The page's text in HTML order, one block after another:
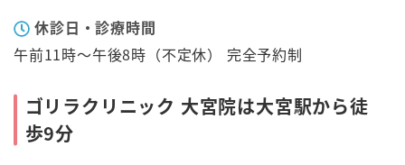
休診日・診療時間
午前11時～午後8時（不定休） 完全予約制
ゴリラクリニック 大宮院は大宮駅から徒
歩9分